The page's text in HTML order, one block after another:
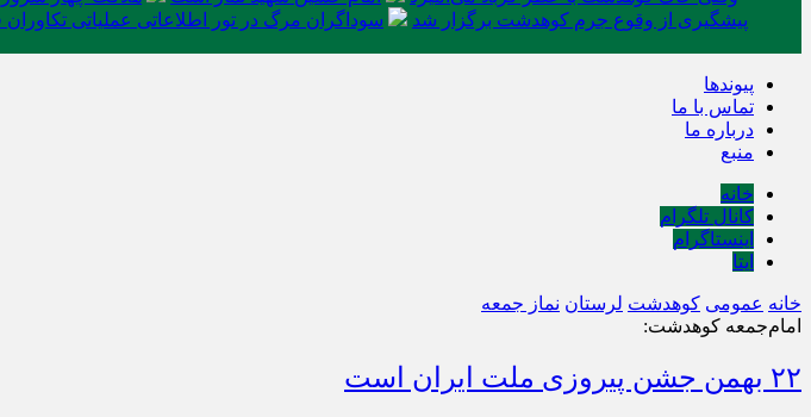
پیشگیری از وقوع جرم کوهدشت برگزار شد
سوداگران مرگ در تور اطلاعاتی عملیاتی تکاوران
پیوندها
تماس با ما
درباره ما
منبع
خانه
کانال تلگرام
اینستاگرام
ایتا
خانه عمومی کوهدشت لرستان نماز جمعه
امام‌جمعه کوهدشت:
۲۲ بهمن‌ جشن پیروزی ملت ایران است